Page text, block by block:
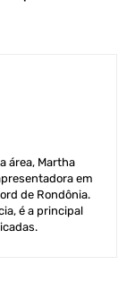
área, Martha
em
de Rondônia.
é a principal